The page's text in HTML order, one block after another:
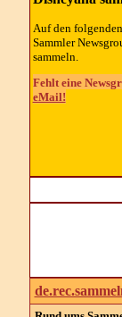
Auf den
Sammler
sammeln.
Fehlt eine
eMail!